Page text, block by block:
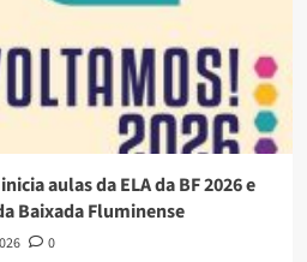
aulas da ELA da BF 2026 e
Baixada Fluminense
0